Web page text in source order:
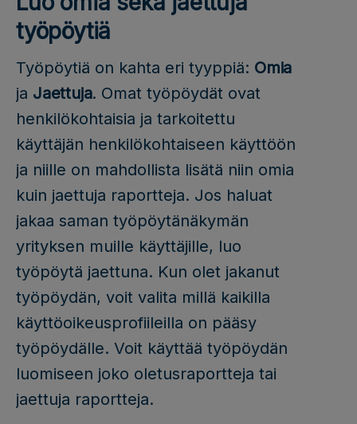
työpöytiä
Työpöytiä on kahta eri tyyppiä: Omia
ja Jaettuja. Omat työpöydät ovat
henkilökohtaisia ja tarkoitettu
käyttäjän henkilökohtaiseen käyttöön
ja niille on mahdollista lisätä niin omia
kuin jaettuja raportteja. Jos haluat
jakaa saman työpöytänäkymän
yrityksen muille käyttäjille, luo
työpöytä jaettuna. Kun olet jakanut
työpöydän, voit valita millä kaikilla
käyttöoikeusprofiileilla on pääsy
työpöydälle. Voit käyttää työpöydän
luomiseen joko oletusraportteja tai
jaettuja raportteja.